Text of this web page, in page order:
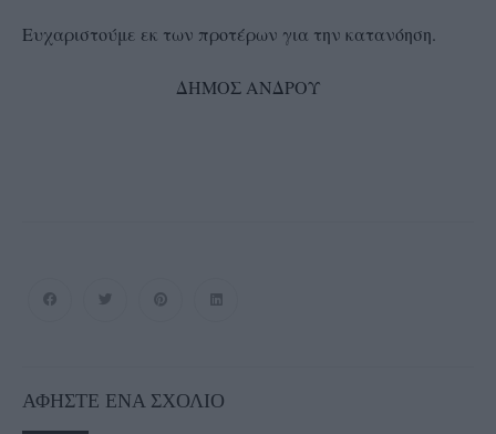
Ευχαριστούμε εκ των προτέρων για την κατανόηση.
ΔΗΜΟΣ ΑΝΔΡΟΥ
ΑΦΉΣΤΕ ΈΝΑ ΣΧΌΛΙΟ